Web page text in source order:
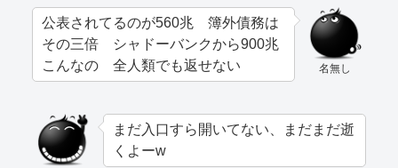
名無し
公表されてるのが560兆 簿外債務は
その三倍 シャドーバンクから900兆
こんなの 全人類でも返せない
まだ入口すら開いてない、まだまだ逝
くよーw